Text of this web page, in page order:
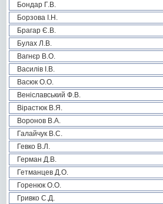
Бондар Г.В.
Борзова І.Н.
Брагар Є.В.
Булах Л.В.
Вагнєр В.О.
Василів І.В.
Васюк О.О.
Веніславський Ф.В.
Вірастюк В.Я.
Воронов В.А.
Галайчук В.С.
Гевко В.Л.
Герман Д.В.
Гетманцев Д.О.
Горенюк О.О.
Гривко С.Д.